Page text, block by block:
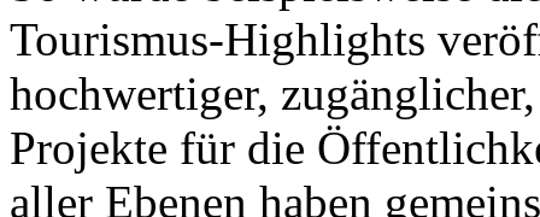
Tourismus-Highlights
hochwertiger,
Projekte für die
aller Ebenen haben